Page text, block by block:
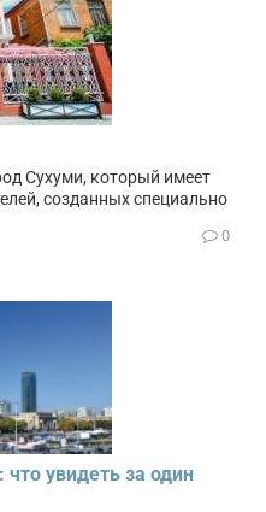
Сухуми, который имеет
созданных специально
0
увидеть за один